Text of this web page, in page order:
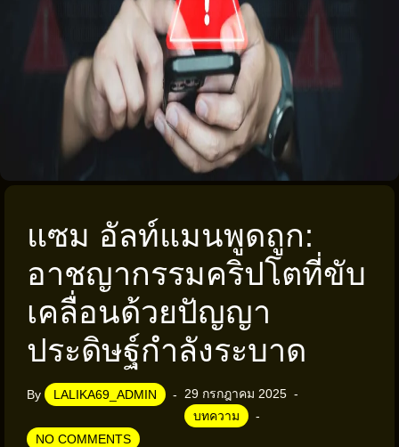
แซม อัลท์แมนพูดถูก:
อาชญากรรมคริปโตที่ขับ
เคลื่อนด้วยปัญญา
ประดิษฐ์กำลังระบาด
By LALIKA69_ADMIN
29 กรกฎาคม 2025
บทความ
NO COMMENTS